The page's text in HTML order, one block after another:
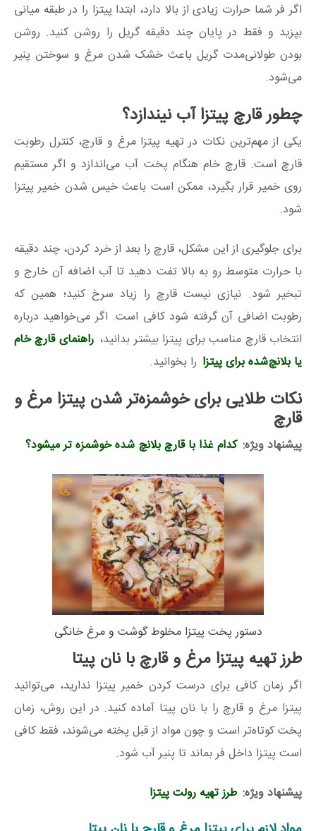
اگر فر شما حرارت زیادی از بالا دارد، ابتدا پیتزا را در طبقه میانی
بپزید و فقط در پایان چند دقیقه گریل را روشن کنید. روشن
بودن طولانی‌مدت گریل باعث خشک شدن مرغ و سوختن پنیر
می‌شود.
چطور قارچ پیتزا آب نیندازد؟
یکی از مهم‌ترین نکات در تهیه پیتزا مرغ و قارچ، کنترل رطوبت
قارچ است. قارچ خام هنگام پخت آب می‌اندازد و اگر مستقیم
روی خمیر قرار بگیرد، ممکن است باعث خیس شدن خمیر پیتزا
شود.
برای جلوگیری از این مشکل، قارچ را بعد از خرد کردن، چند دقیقه
با حرارت متوسط رو به بالا تفت دهید تا آب اضافه آن خارج و
تبخیر شود. نیازی نیست قارچ را زیاد سرخ کنید؛ همین که
رطوبت اضافی آن گرفته شود کافی است. اگر می‌خواهید درباره
انتخاب قارچ مناسب برای پیتزا بیشتر بدانید، راهنمای قارچ خام
یا بلانچ‌شده برای پیتزا را بخوانید.
نکات طلایی برای خوشمزه‌تر شدن پیتزا مرغ و
قارچ
پیشنهاد ویژه: کدام غذا با قارچ بلانچ شده خوشمزه تر میشود؟
دستور پخت پیتزا مخلوط گوشت و مرغ خانگی
طرز تهیه پیتزا مرغ و قارچ با نان پیتا
اگر زمان کافی برای درست کردن خمیر پیتزا ندارید، می‌توانید
پیتزا مرغ و قارچ را با نان پیتا آماده کنید. در این روش، زمان
پخت کوتاه‌تر است و چون مواد از قبل پخته می‌شوند، فقط کافی
است پیتزا داخل فر بماند تا پنیر آب شود.
پیشنهاد ویژه: طرز تهیه رولت پیتزا